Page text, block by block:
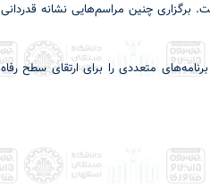
برگزاری چنین مراسم‌هایی نشانه قدردانی
متعددی را برای ارتقای سطح رفاه